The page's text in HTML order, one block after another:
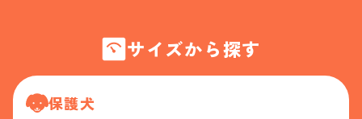
サイズから探す
保護犬